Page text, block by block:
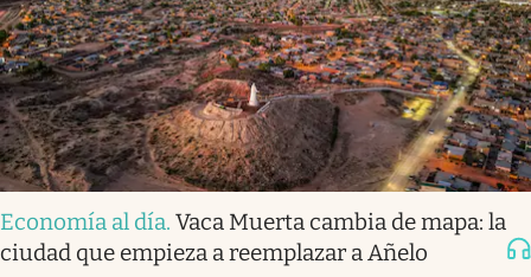
Economía al día. Vaca Muerta cambia de mapa: la
ciudad que empieza a reemplazar a Añelo